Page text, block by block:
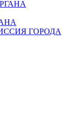
ГОРОДА